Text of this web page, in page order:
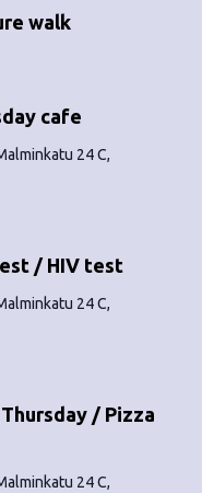
walk
cafe
24 C,
/ HIV test
24 C,
/ Pizza
24 C,